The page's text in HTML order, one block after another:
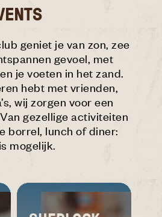
geniet je van zon, zee
gevoel, met
je voeten in het zand.
hebt met vrienden,
wij zorgen voor een
gezellige activiteiten
borrel, lunch of diner:
mogelijk.